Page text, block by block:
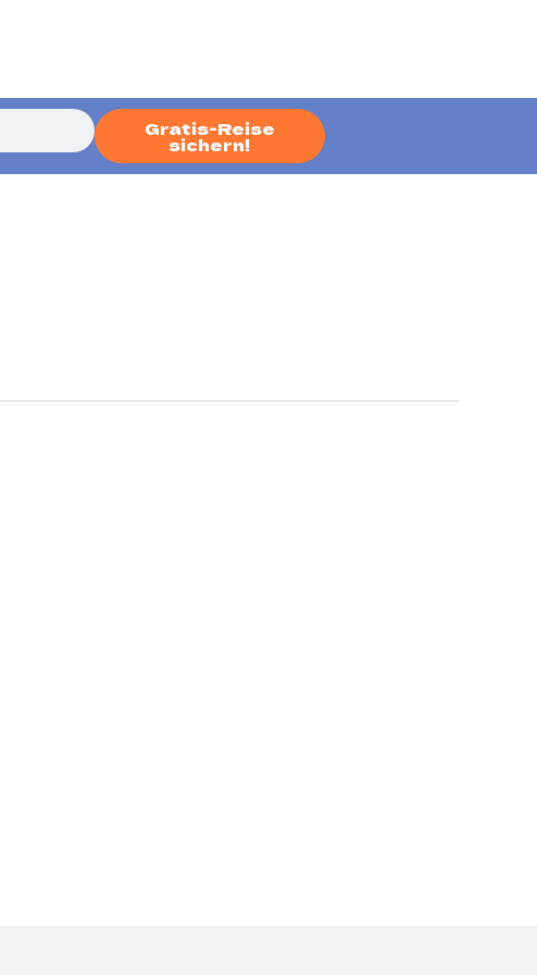
Gratis-Reise
sichern!